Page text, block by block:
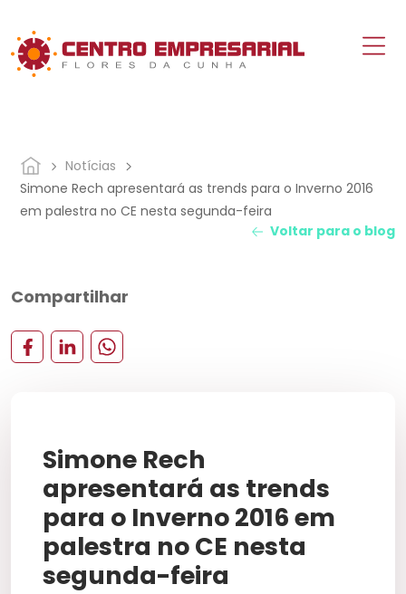
Notícias
Simone Rech apresentará as trends para o Inverno 2016
em palestra no CE nesta segunda-feira
Voltar para o blog
Compartilhar
Simone Rech
apresentará as trends
para o Inverno 2016 em
palestra no CE nesta
segunda-feira